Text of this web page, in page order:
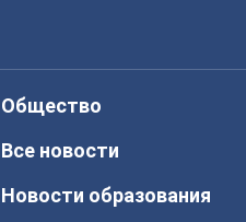
Общество
Все новости
Новости образования